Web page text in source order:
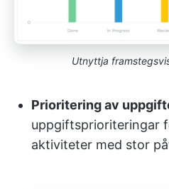
Utnyttja
Prioritering av
uppgiftsprioriteringar
aktiviteter med stor